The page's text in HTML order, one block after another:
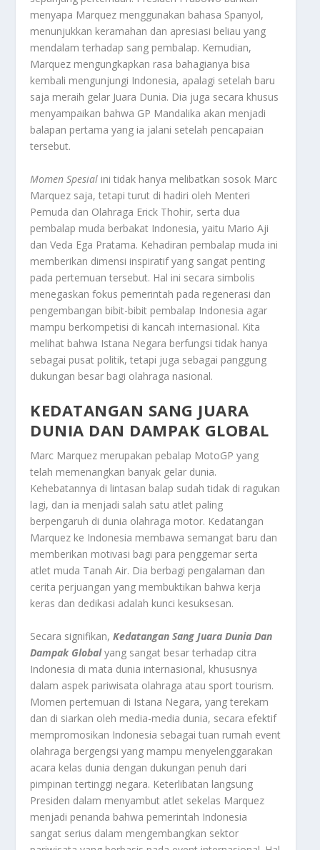
menyapa Marquez menggunakan bahasa Spanyol,
menunjukkan keramahan dan apresiasi beliau yang
mendalam terhadap sang pembalap. Kemudian,
Marquez mengungkapkan rasa bahagianya bisa
kembali mengunjungi Indonesia, apalagi setelah baru
saja meraih gelar Juara Dunia. Dia juga secara khusus
menyampaikan bahwa GP Mandalika akan menjadi
balapan pertama yang ia jalani setelah pencapaian
tersebut.
Momen Spesial ini tidak hanya melibatkan sosok Marc
Marquez saja, tetapi turut di hadiri oleh Menteri
Pemuda dan Olahraga Erick Thohir, serta dua
pembalap muda berbakat Indonesia, yaitu Mario Aji
dan Veda Ega Pratama. Kehadiran pembalap muda ini
memberikan dimensi inspiratif yang sangat penting
pada pertemuan tersebut. Hal ini secara simbolis
menegaskan fokus pemerintah pada regenerasi dan
pengembangan bibit-bibit pembalap Indonesia agar
mampu berkompetisi di kancah internasional. Kita
melihat bahwa Istana Negara berfungsi tidak hanya
sebagai pusat politik, tetapi juga sebagai panggung
dukungan besar bagi olahraga nasional.
KEDATANGAN SANG JUARA
DUNIA DAN DAMPAK GLOBAL
Marc Marquez merupakan pebalap MotoGP yang
telah memenangkan banyak gelar dunia.
Kehebatannya di lintasan balap sudah tidak di ragukan
lagi, dan ia menjadi salah satu atlet paling
berpengaruh di dunia olahraga motor. Kedatangan
Marquez ke Indonesia membawa semangat baru dan
memberikan motivasi bagi para penggemar serta
atlet muda Tanah Air. Dia berbagi pengalaman dan
cerita perjuangan yang membuktikan bahwa kerja
keras dan dedikasi adalah kunci kesuksesan.
Secara signifikan,Kedatangan Sang Juara Dunia Dan
Dampak Globalyang sangat besar terhadap citra
Indonesia di mata dunia internasional, khususnya
dalam aspek pariwisata olahraga atau sport tourism.
Momen pertemuan di Istana Negara, yang terekam
dan di siarkan oleh media-media dunia, secara efektif
mempromosikan Indonesia sebagai tuan rumah event
olahraga bergengsi yang mampu menyelenggarakan
acara kelas dunia dengan dukungan penuh dari
pimpinan tertinggi negara. Keterlibatan langsung
Presiden dalam menyambut atlet sekelas Marquez
menjadi penanda bahwa pemerintah Indonesia
sangat serius dalam mengembangkan sektor